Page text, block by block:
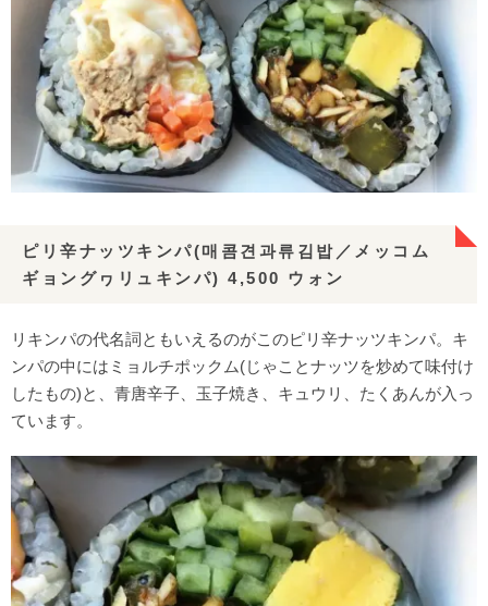
ピリ辛ナッツキンパ(매콤견과류김밥／メッコム
ギョングヮリュキンパ) 4,500 ウォン
リキンパの代名詞ともいえるのがこのピリ辛ナッツキンパ。キ
ンパの中にはミョルチポックム(じゃことナッツを炒めて味付け
したもの)と、青唐辛子、玉子焼き、キュウリ、たくあんが入っ
ています。